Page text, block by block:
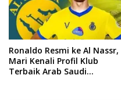
Ronaldo Resmi ke Al Nassr,
Mari Kenali Profil Klub
Terbaik Arab Saudi